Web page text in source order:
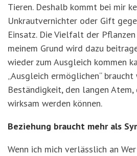
Tieren. Deshalb kommt bei mir
Unkrautvernichter oder Gift
Einsatz. Die Vielfalt der
meinem Grund wird dazu
wieder zum Ausgleich kommen
„Ausgleich ermöglichen“
Beständigkeit, den langen Atem,
wirksam werden können.
Beziehung braucht mehr als
Wenn ich mich verlässlich an